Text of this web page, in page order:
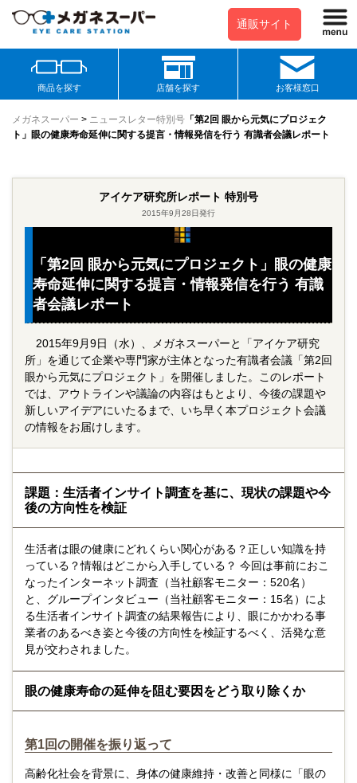
通販サイト
商品を探す 店舗を探す お客様窓口
メガネスーパー > ニュースレター特別号 「第2回 眼から元気にプロジェク
ト」眼の健康寿命延伸に関する提言・情報発信を行う 有識者会議レポート
アイケア研究所レポート 特別号
2015年9月28日発行
「第2回 眼から元気にプロジェクト」眼の健康
寿命延伸に関する提言・情報発信を行う 有識
者会議レポート
2015年9月9日（水）、メガネスーパーと「アイケア研究
所」を通じて企業や専門家が主体となった有識者会議「第2回
眼から元気にプロジェクト」を開催しました。このレポート
では、アウトラインや議論の内容はもとより、今後の課題や
新しいアイデアにいたるまで、いち早く本プロジェクト会議
の情報をお届けします。
課題：生活者インサイト調査を基に、現状の課題や今
後の方向性を検証
生活者は眼の健康にどれくらい関心がある？正しい知識を持
っている？情報はどこから入手している？ 今回は事前におこ
なったインターネット調査（当社顧客モニター：520名）
と、グループインタビュー（当社顧客モニター：15名）によ
る生活者インサイト調査の結果報告により、眼にかかわる事
業者のあるべき姿と今後の方向性を検証するべく、活発な意
見が交わされました。
眼の健康寿命の延伸を阻む要因をどう取り除くか
第1回の開催を振り返って
高齢化社会を背景に、身体の健康維持・改善と同様に「眼の